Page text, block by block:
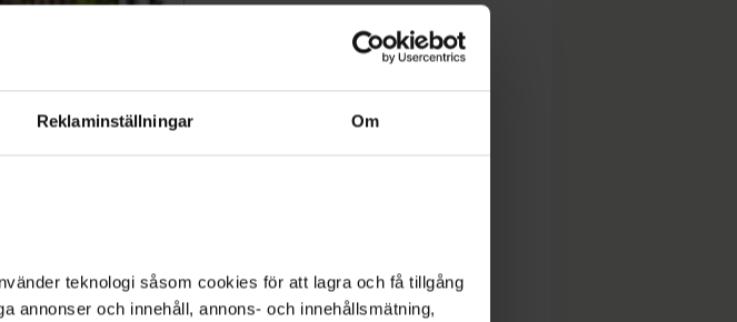
Reklaminställningar Om
teknologi såsom cookies för att lagra och få tillgång
annonser och innehåll, annons- och innehållsmätning,